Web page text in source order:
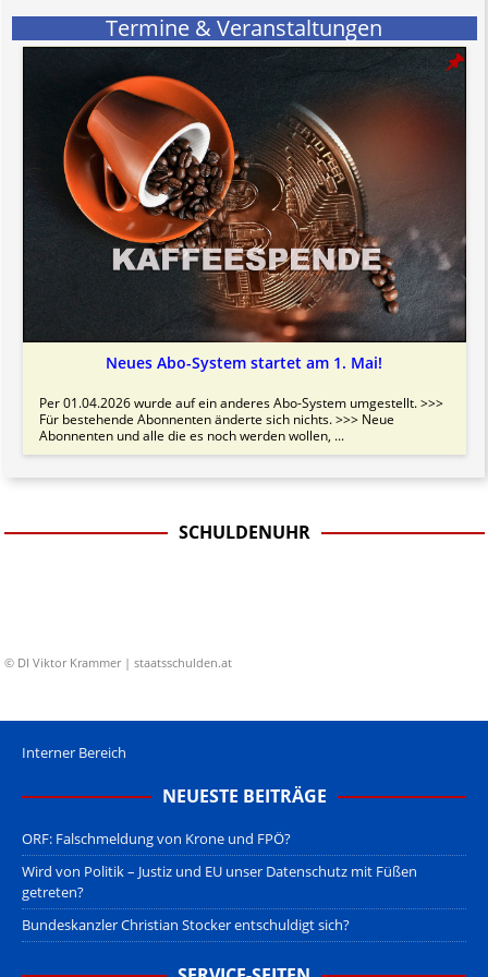
Termine & Veranstaltungen
Neues Abo-System startet am 1. Mai!
Per 01.04.2026 wurde auf ein anderes Abo-System umgestellt. >>>
Für bestehende Abonnenten änderte sich nichts. >>> Neue
Abonnenten und alle die es noch werden wollen, ...
SCHULDENUHR
© DI Viktor Krammer | staatsschulden.at
Interner Bereich
NEUESTE BEITRÄGE
ORF: Falschmeldung von Krone und FPÖ?
Wird von Politik – Justiz und EU unser Datenschutz mit Füßen
getreten?
Bundeskanzler Christian Stocker entschuldigt sich?